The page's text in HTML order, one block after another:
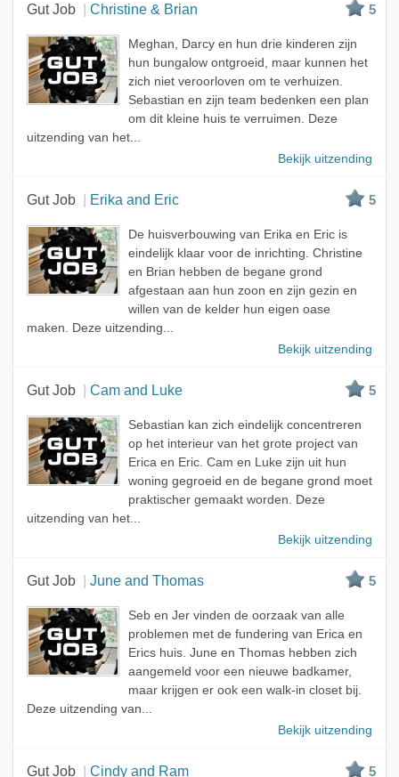
Gut Job Christine & Brian 5
Meghan, Darcy en hun drie kinderen zijn
hun bungalow ontgroeid, maar kunnen het
zich niet veroorloven om te verhuizen.
Sebastian en zijn team bedenken een plan
om dit kleine huis te verruimen. Deze
uitzending van het...
Bekijk uitzending
Gut Job Erika and Eric 5
De huisverbouwing van Erika en Eric is
eindelijk klaar voor de inrichting. Christine
en Brian hebben de begane grond
afgestaan aan hun zoon en zijn gezin en
willen van de kelder hun eigen oase
maken. Deze uitzending...
Bekijk uitzending
Gut Job Cam and Luke 5
Sebastian kan zich eindelijk concentreren
op het interieur van het grote project van
Erica en Eric. Cam en Luke zijn uit hun
woning gegroeid en de begane grond moet
praktischer gemaakt worden. Deze
uitzending van het...
Bekijk uitzending
Gut Job June and Thomas 5
Seb en Jer vinden de oorzaak van alle
problemen met de fundering van Erica en
Erics huis. June en Thomas hebben zich
aangemeld voor een nieuwe badkamer,
maar krijgen er ook een walk-in closet bij.
Deze uitzending van...
Bekijk uitzending
Gut Job Cindy and Ram 5